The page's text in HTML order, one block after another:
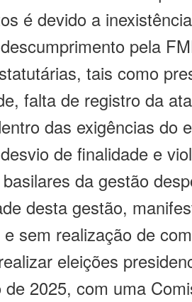
é devido a
pela
tais como
falta de registro da
das exigências do
de finalidade e
da gestão
desta gestão,
sem realização de
eleições
de 2025, com uma